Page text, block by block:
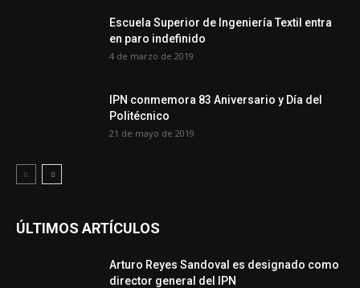
Escuela Superior de Ingeniería Textil entra
en paro indefinido
4 de marzo de 2019
IPN conmemora 83 Aniversario y Día del
Politécnico
21 de mayo de 2019
ÚLTIMOS ARTÍCULOS
Arturo Reyes Sandoval es designado como
director general del IPN